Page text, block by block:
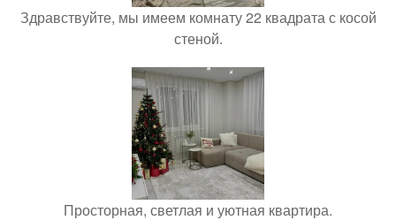
Здравствуйте, мы имеем комнату 22 квадрата с косой
стеной.
Просторная, светлая и уютная квартира.